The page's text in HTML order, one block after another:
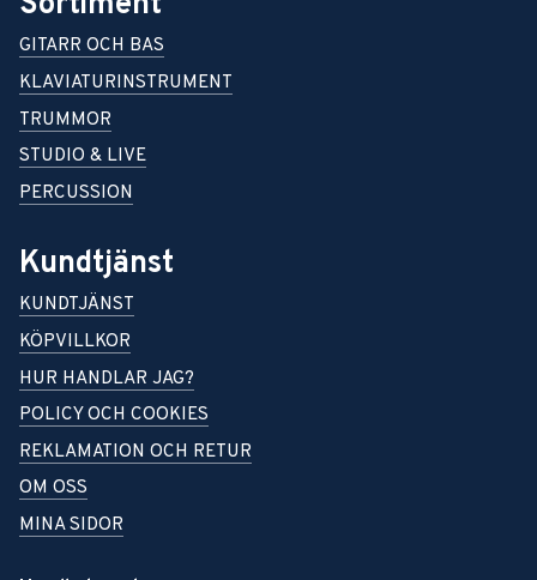
GITARR OCH BAS
KLAVIATURINSTRUMENT
TRUMMOR
STUDIO & LIVE
PERCUSSION
Kundtjänst
KUNDTJÄNST
KÖPVILLKOR
HUR HANDLAR JAG?
POLICY OCH COOKIES
REKLAMATION OCH RETUR
OM OSS
MINA SIDOR